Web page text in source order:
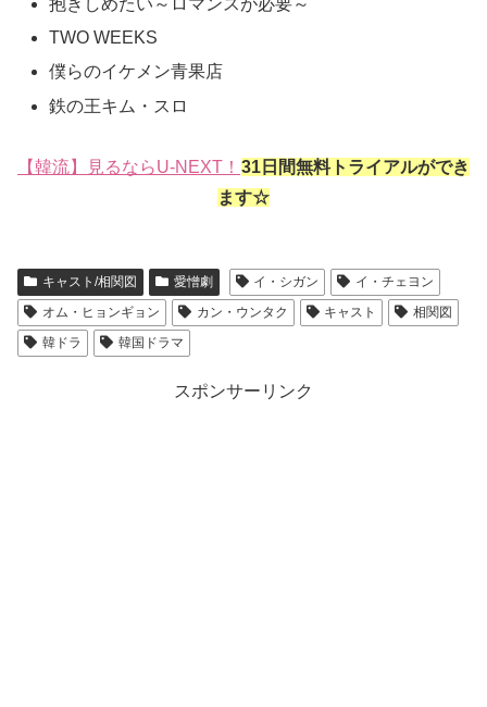
抱きしめたい～ロマンスが必要～
TWO WEEKS
僕らのイケメン青果店
鉄の王キム・スロ
【韓流】見るならU-NEXT！ 31日間無料トライアルができ
ます☆
キャスト/相関図 愛憎劇 イ・シガン
イ・チェヨン
オム・ヒョンギョン
カン・ウンタク キャスト
相関図
韓ドラ
韓国ドラマ
スポンサーリンク